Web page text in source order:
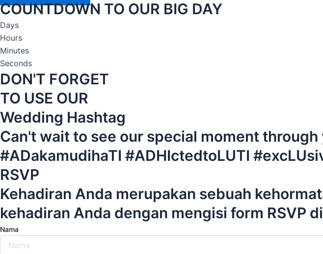
COUNTDOWN TO OUR BIG DAY
Days
Hours
Minutes
Seconds
DON'T FORGET
TO USE OUR
Wedding Hashtag
Can't wait to see our special moment through
#ADakamudihaTI #ADHIctedtoLUTI
RSVP
Kehadiran Anda merupakan sebuah
kehadiran Anda dengan mengisi form RSVP
Nama